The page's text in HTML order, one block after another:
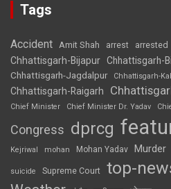
Tags
Accident Amit Shah arrest arrested
Chhattisgarh-Bijapur Chhattisgarh-
Chhattisgarh-Jagdalpur Chhattisgarh-
Chhattisgarh-Raigarh
Chief Minister
Chief Minister Dr. Yadav
Congress dprcg
Kejriwal mohan Mohan Yadav Murder
suicide Supreme Court top-